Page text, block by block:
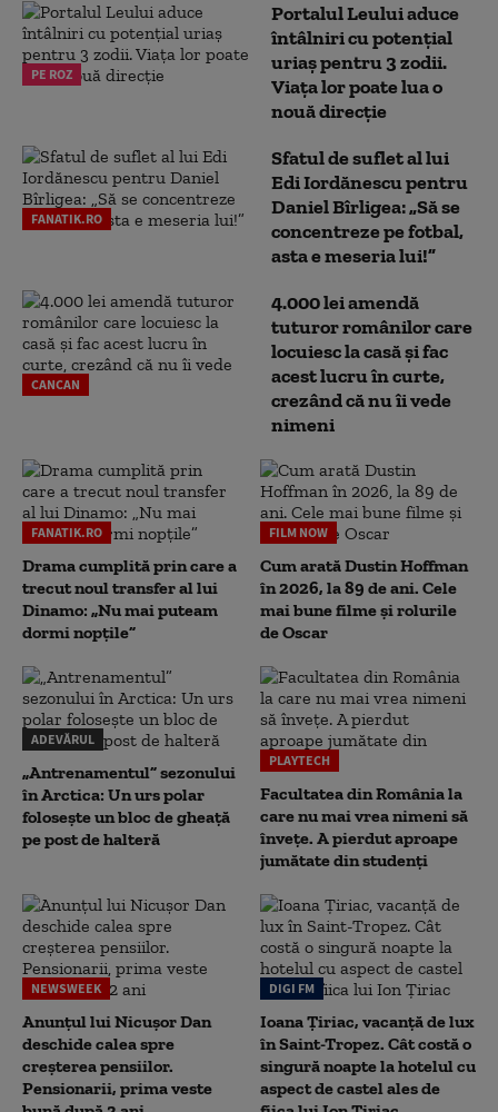
PE ROZ
Portalul Leului aduce
întâlniri cu potențial
uriaș pentru 3 zodii.
Viața lor poate lua o
nouă direcție
FANATIK.RO
Sfatul de suflet al lui
Edi Iordănescu pentru
Daniel Bîrligea: „Să se
concentreze pe fotbal,
asta e meseria lui!”
CANCAN
4.000 lei amendă
tuturor românilor care
locuiesc la casă și fac
acest lucru în curte,
crezând că nu îi vede
nimeni
FANATIK.RO
Drama cumplită prin care a
trecut noul transfer al lui
Dinamo: „Nu mai puteam
dormi nopțile”
FILM NOW
Cum arată Dustin Hoffman
în 2026, la 89 de ani. Cele
mai bune filme și rolurile
de Oscar
ADEVĂRUL
„Antrenamentul” sezonului
în Arctica: Un urs polar
folosește un bloc de gheață
pe post de halteră
PLAYTECH
Facultatea din România la
care nu mai vrea nimeni să
înveţe. A pierdut aproape
jumătate din studenţi
NEWSWEEK
Anunțul lui Nicușor Dan
deschide calea spre
creșterea pensiilor.
Pensionarii, prima veste
DIGI FM
Ioana Țiriac, vacanță de lux
în Saint-Tropez. Cât costă o
singură noapte la hotelul cu
aspect de castel ales de